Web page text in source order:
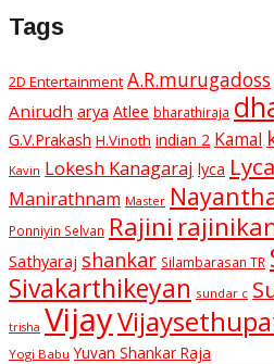
Tags
2D Entertainment A.R.murugadoss
Anirudh arya Atlee bharathiraja
G.V.Prakash H.Vinoth indian 2 Kamal
Kavin Lokesh Kanagaraj lyca
Manirathnam Master
Ponniyin Selvan Rajini
Sathyaraj shankar Silambarasan TR
Sivakarthikeyan sundar c
trisha Vijay
Yogi Babu Yuvan Shankar Raja